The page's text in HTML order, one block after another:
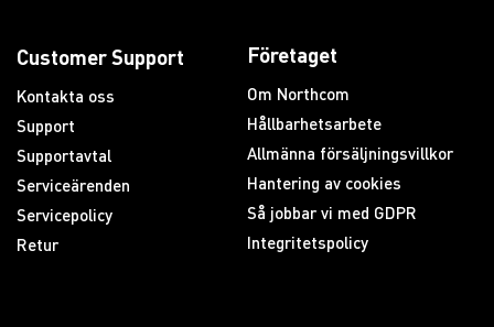
Customer Support
Kontakta oss
Support
Supportavtal
Serviceärenden
Servicepolicy
Retur
Företaget
Om Northcom
Hållbarhetsarbete
Allmänna försäljningsvillkor
Hantering av cookies
Så jobbar vi med GDPR
Integritetspolicy